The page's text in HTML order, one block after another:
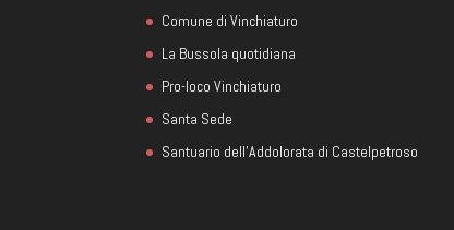
Comune di Vinchiaturo
La Bussola quotidiana
Pro-loco Vinchiaturo
Santa Sede
Santuario dell'Addolorata di Castelpetroso